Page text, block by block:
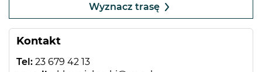
Kontakt
Tel: 23 679 42 13
−
Wyznacz trasę